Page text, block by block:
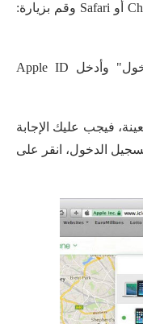
اكتب عنوان URL في Chrome أو Safari وقم بزيارة:
انقر فوق زر "تسجيل الدخول" وأدخل Apple ID
فيجب عليك الإجابة
الدخول، انقر على